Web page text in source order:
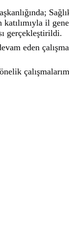
katılımıyla il
gerçekleştirildi.
eden